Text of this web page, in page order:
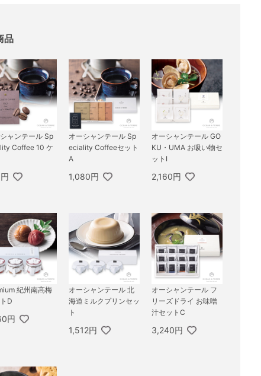
品
ャンテール Sp
Coffee 10 ケ
オーシャンテール Sp
eciality Coffeeセット
A
1,080円
オーシャンテール GO
KU・UMA お吸い物セ
ットI
2,160円
紀州南高梅
D
円
オーシャンテール 北
海道ミルクプリンセッ
ト
1,512円
オーシャンテール フ
リーズドライ お味噌
汁セットC
3,240円